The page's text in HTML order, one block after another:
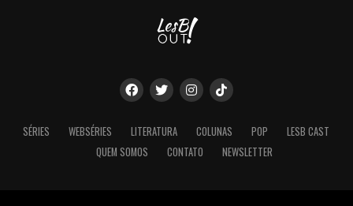
SÉRIES WEBSÉRIES LITERATURA COLUNAS POP
LESB CAST
QUEM SOMOS
CONTATO NEWSLETTER